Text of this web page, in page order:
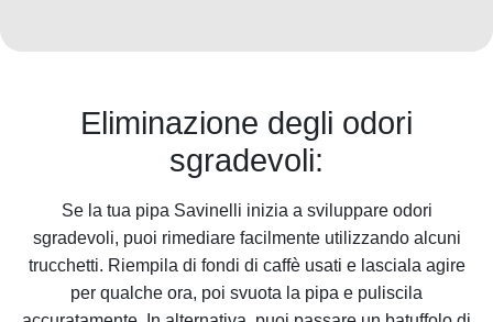
Eliminazione degli odori
sgradevoli:
Se la tua pipa Savinelli inizia a sviluppare odori
sgradevoli, puoi rimediare facilmente utilizzando alcuni
trucchetti. Riempila di fondi di caffè usati e lasciala agire
per qualche ora, poi svuota la pipa e puliscila